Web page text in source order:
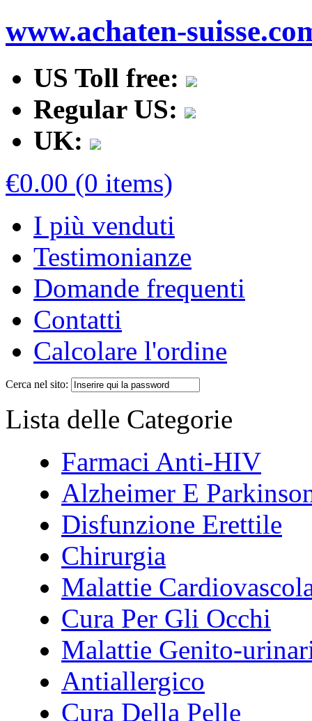
www.achaten-
US Toll free:
Regular US:
UK:
€0.00 (0 items)
I più venduti
Testimonianze
Domande frequenti
Contatti
Calcolare l'ordine
Cerca nel sito:
Lista delle Categorie
Farmaci Anti-HIV
Alzheimer E
Disfunzione Erettile
Chirurgia
Malattie
Cura Per Gli Occhi
Malattie Genito-
Antiallergico
Cura Della Pelle